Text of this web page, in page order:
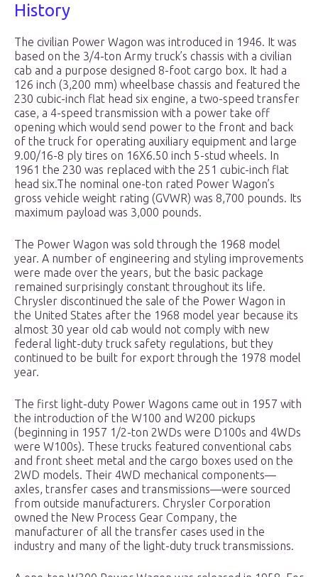
History
The civilian Power Wagon was introduced in 1946. It was
based on the 3/4-ton Army truck’s chassis with a civilian
cab and a purpose designed 8-foot cargo box. It had a
126 inch (3,200 mm) wheelbase chassis and featured the
230 cubic-inch flat head six engine, a two-speed transfer
case, a 4-speed transmission with a power take off
opening which would send power to the front and back
of the truck for operating auxiliary equipment and large
9.00/16-8 ply tires on 16X6.50 inch 5-stud wheels. In
1961 the 230 was replaced with the 251 cubic-inch flat
head six.The nominal one-ton rated Power Wagon’s
gross vehicle weight rating (GVWR) was 8,700 pounds. Its
maximum payload was 3,000 pounds.
The Power Wagon was sold through the 1968 model
year. A number of engineering and styling improvements
were made over the years, but the basic package
remained surprisingly constant throughout its life.
Chrysler discontinued the sale of the Power Wagon in
the United States after the 1968 model year because its
almost 30 year old cab would not comply with new
federal light-duty truck safety regulations, but they
continued to be built for export through the 1978 model
year.
The first light-duty Power Wagons came out in 1957 with
the introduction of the W100 and W200 pickups
(beginning in 1957 1/2-ton 2WDs were D100s and 4WDs
were W100s). These trucks featured conventional cabs
and front sheet metal and the cargo boxes used on the
2WD models. Their 4WD mechanical components—
axles, transfer cases and transmissions—were sourced
from outside manufacturers. Chrysler Corporation
owned the New Process Gear Company, the
manufacturer of all the transfer cases used in the
industry and many of the light-duty truck transmissions.